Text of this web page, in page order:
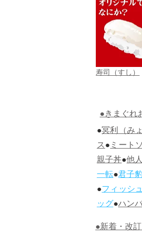
寿司（すし）
●きまぐれ
●冥利（み
ス●ミート
親子丼●他
一転●君子
●フィッシ
ッグ●ハン
●新着・改